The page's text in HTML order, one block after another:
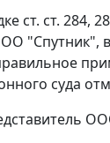
ст. ст. 284,
"Спутник",
суда